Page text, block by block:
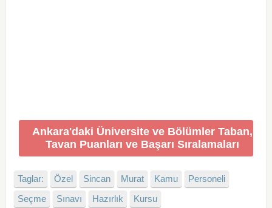
Ankara'daki Üniversite ve Bölümler Taban,
Tavan Puanları ve Başarı Sıralamaları
Taglar: Özel Sincan Murat Kamu
Personeli
Seçme
Sınavı Hazırlık Kursu